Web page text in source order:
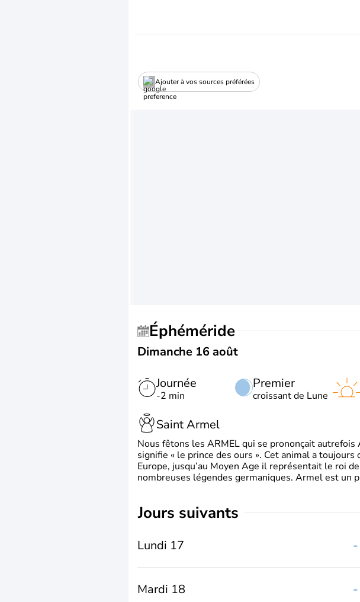
Ajouter à vos sources préférées
Éphéméride
Dimanche 16 août
Journée
-2 min
Premier
croissant de Lune
Saint Armel
Nous fêtons les ARMEL qui se prononçait autrefois
signifie « le prince des ours ». Cet animal a toujours
Europe, jusqu’au Moyen Age il représentait le roi
nombreuses légendes germaniques. Armel est un
jours suivants
Lundi 17 -
Mardi 18 -